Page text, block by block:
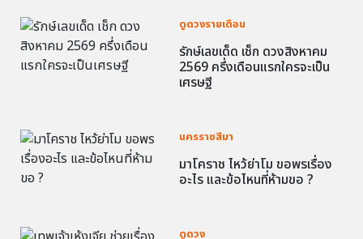
ดูดวงรายเดือน
รักษ์เลขเด็ด เช็ก ดวงสิงหาคม
2569 ครึ่งเดือนแรกใครจะเป็น
เศรษฐี
นครราชสีมา
มาโคราช ไหว้ย่าโม ขอพรเรื่อง
อะไร และข้อไหนที่ห้ามขอ ?
ดูดวง